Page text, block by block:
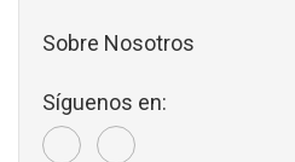
Sobre Nosotros
Síguenos en: